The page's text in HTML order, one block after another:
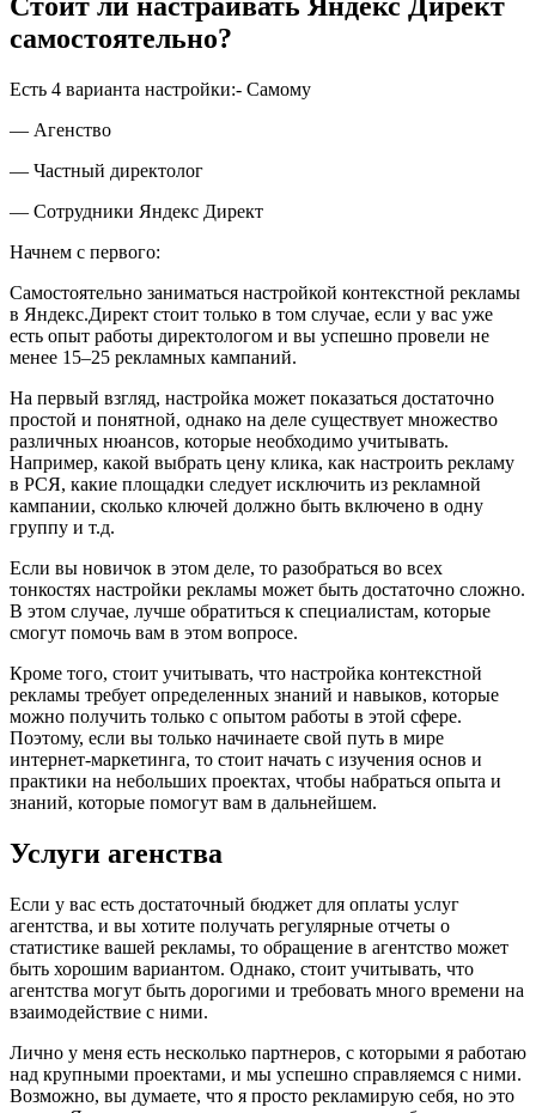
самостоятельно?
Есть 4 варианта настройки:- Самому
— Агенство
— Частный директолог
— Сотрудники Яндекс Директ
Начнем с первого:
Самостоятельно заниматься настройкой контекстной рекламы
в Яндекс.Директ стоит только в том случае, если у вас уже
есть опыт работы директологом и вы успешно провели не
менее 15–25 рекламных кампаний.
На первый взгляд, настройка может показаться достаточно
простой и понятной, однако на деле существует множество
различных нюансов, которые необходимо учитывать.
Например, какой выбрать цену клика, как настроить рекламу
в РСЯ, какие площадки следует исключить из рекламной
кампании, сколько ключей должно быть включено в одну
группу и т.д.
Если вы новичок в этом деле, то разобраться во всех
тонкостях настройки рекламы может быть достаточно сложно.
В этом случае, лучше обратиться к специалистам, которые
смогут помочь вам в этом вопросе.
Кроме того, стоит учитывать, что настройка контекстной
рекламы требует определенных знаний и навыков, которые
можно получить только с опытом работы в этой сфере.
Поэтому, если вы только начинаете свой путь в мире
интернет-маркетинга, то стоит начать с изучения основ и
практики на небольших проектах, чтобы набраться опыта и
знаний, которые помогут вам в дальнейшем.
Услуги агенства
Если у вас есть достаточный бюджет для оплаты услуг
агентства, и вы хотите получать регулярные отчеты о
статистике вашей рекламы, то обращение в агентство может
быть хорошим вариантом. Однако, стоит учитывать, что
агентства могут быть дорогими и требовать много времени на
взаимодействие с ними.
Лично у меня есть несколько партнеров, с которыми я работаю
над крупными проектами, и мы успешно справляемся с ними.
Возможно, вы думаете, что я просто рекламирую себя, но это